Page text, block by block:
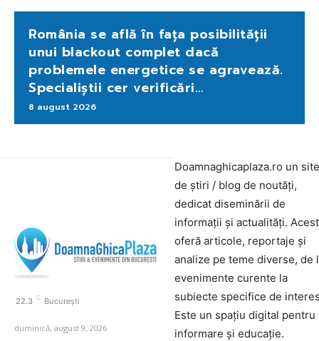
România se află în fața posibilității
unui blackout complet dacă
problemele energetice se agravează.
Specialiștii cer verificări…
8 august 2026
22.3 C București
duminică, august 9, 2026
Doamnaghicaplaza.ro un site
de știri / blog de noutăți,
dedicat diseminării de
informații și actualități.
oferă articole, reportaje și
analize pe teme diverse, de
evenimente curente la
subiecte specifice de
Este un spațiu digital pentru
informare și educație.